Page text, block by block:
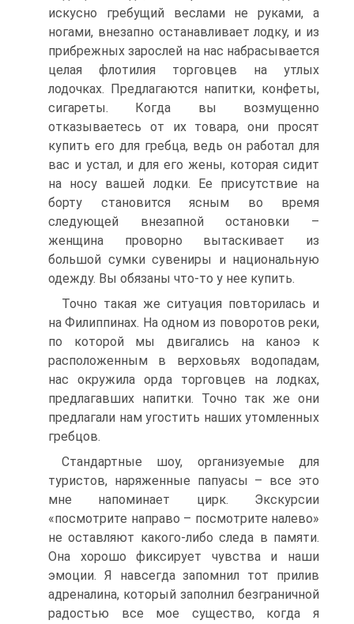
искусно гребущий веслами не руками, а
ногами, внезапно останавливает лодку, и из
прибрежных зарослей на нас набрасывается
целая флотилия торговцев на утлых
лодочках. Предлагаются напитки, конфеты,
сигареты. Когда вы возмущенно
отказываетесь от их товара, они просят
купить его для гребца, ведь он работал для
вас и устал, и для его жены, которая сидит
на носу вашей лодки. Ее присутствие на
борту становится ясным во время
следующей внезапной остановки –
женщина проворно вытаскивает из
большой сумки сувениры и национальную
одежду. Вы обязаны что-то у нее купить.
Точно такая же ситуация повторилась и
на Филиппинах. На одном из поворотов реки,
по которой мы двигались на каноэ к
расположенным в верховьях водопадам,
нас окружила орда торговцев на лодках,
предлагавших напитки. Точно так же они
предлагали нам угостить наших утомленных
гребцов.
Стандартные шоу, организуемые для
туристов, наряженные папуасы – все это
мне напоминает цирк. Экскурсии
«посмотрите направо – посмотрите налево»
не оставляют какого-либо следа в памяти.
Она хорошо фиксирует чувства и наши
эмоции. Я навсегда запомнил тот прилив
адреналина, который заполнил безграничной
радостью все мое существо, когда я